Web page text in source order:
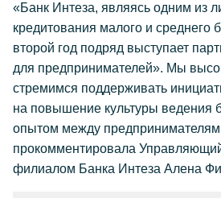
«Банк Интеза, являясь одним из
кредитования малого и среднего
второй год подряд выступает
для предпринимателей». Мы
стремимся поддерживать
на повышение культуры ведения
опытом между
прокомментировала
филиалом Банка Интеза Алена